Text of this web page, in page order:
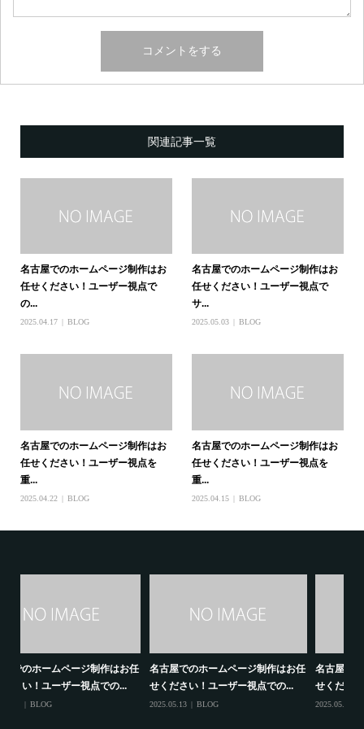
関連記事一覧
名古屋でのホームページ制作はお
任せください！ユーザー視点で
の...
2025.04.17 BLOG
名古屋でのホームページ制作はお
任せください！ユーザー視点で
サ...
2025.05.03 BLOG
名古屋でのホームページ制作はお
任せください！ユーザー視点を
重...
2025.04.22 BLOG
名古屋でのホームページ制作はお
任せください！ユーザー視点を
重...
2025.04.15 BLOG
名古屋でのホームページ制作はお任
せください！ユーザー視点での...
2025.05.18
名古屋でのホームページ制作、ユー
ザー視点でのサービス提供にお...
2025.05.17